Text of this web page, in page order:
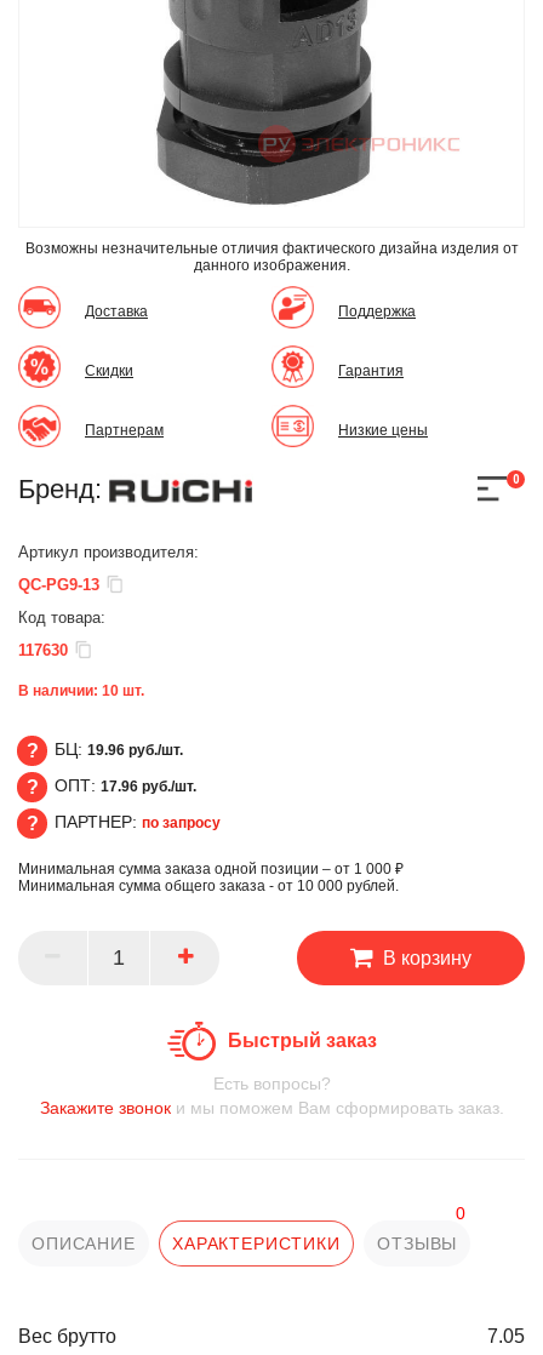
Возможны незначительные отличия фактического дизайна изделия от
данного изображения.
Доставка
Скидки
Партнерам
Поддержка
Гарантия
Низкие цены
Бренд: 0
Артикул производителя:
QC-PG9-13
Код товара:
117630
В наличии: 10 шт.
БЦ
БЦ: 19.96 руб./шт.
ОПТ
ОПТ: 17.96 руб./шт.
ПАРТНЕР
ПАРТНЕР: по запросу
Минимальная сумма заказа одной позиции – от 1 000 ₽
Минимальная сумма общего заказа - от 10 000 рублей.
В корзину
Быстрый заказ
Есть вопросы?
Закажите звоноки мы поможем Вам сформировать заказ.
ОПИСАНИЕ ХАРАКТЕРИСТИКИ ОТЗЫВЫ
0
Вес брутто 7.05